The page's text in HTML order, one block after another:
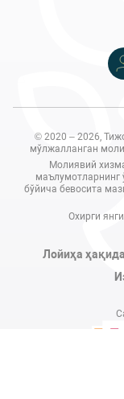
© 2020 – 2026,
мўлжалланган
Молиявий
маълумотларнинг
бўйича бевосита
Охирги
Лойиҳа ҳақида